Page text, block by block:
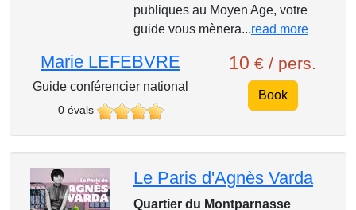
publiques au Moyen Age, votre
guide vous mènera...read more
Marie LEFEBVRE
Guide conférencier national
0 évals
10 € / pers.
Book
Le Paris d'Agnès Varda
Quartier du Montparnasse